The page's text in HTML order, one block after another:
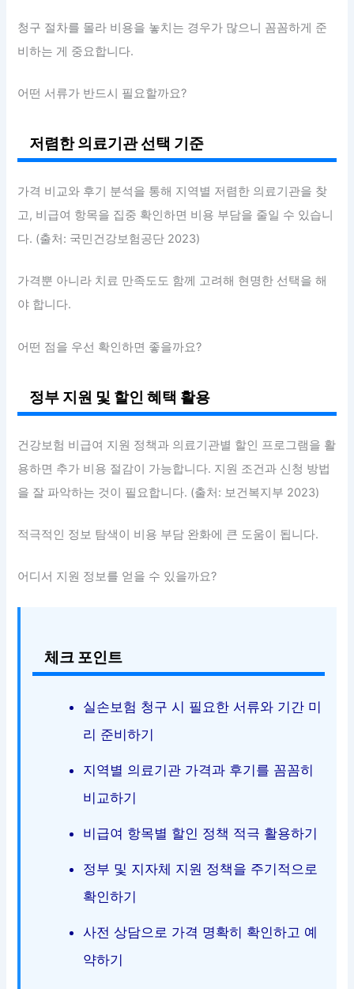
청구 절차를 몰라 비용을 놓치는 경우가 많으니 꼼꼼하게 준
비하는 게 중요합니다.
어떤 서류가 반드시 필요할까요?
저렴한 의료기관 선택 기준
가격 비교와 후기 분석을 통해 지역별 저렴한 의료기관을 찾
고, 비급여 항목을 집중 확인하면 비용 부담을 줄일 수 있습니
다. (출처: 국민건강보험공단 2023)
가격뿐 아니라 치료 만족도도 함께 고려해 현명한 선택을 해
야 합니다.
어떤 점을 우선 확인하면 좋을까요?
정부 지원 및 할인 혜택 활용
건강보험 비급여 지원 정책과 의료기관별 할인 프로그램을 활
용하면 추가 비용 절감이 가능합니다. 지원 조건과 신청 방법
을 잘 파악하는 것이 필요합니다. (출처: 보건복지부 2023)
적극적인 정보 탐색이 비용 부담 완화에 큰 도움이 됩니다.
어디서 지원 정보를 얻을 수 있을까요?
체크 포인트
실손보험 청구 시 필요한 서류와 기간 미
리 준비하기
지역별 의료기관 가격과 후기를 꼼꼼히
비교하기
비급여 항목별 할인 정책 적극 활용하기
정부 및 지자체 지원 정책을 주기적으로
확인하기
사전 상담으로 가격 명확히 확인하고 예
약하기